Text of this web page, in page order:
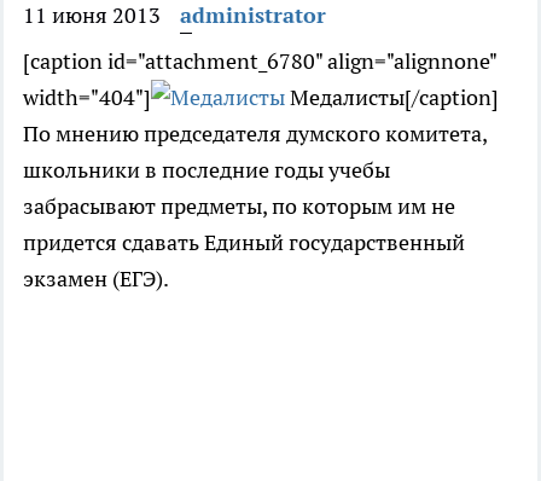
11 июня 2013
administrator
[caption id="attachment_6780" align="alignnone"
width="404"]
Медалисты[/caption]
По мнению председателя думского комитета,
школьники в последние годы учебы
забрасывают предметы, по которым им не
придется сдавать Единый государственный
экзамен (ЕГЭ).